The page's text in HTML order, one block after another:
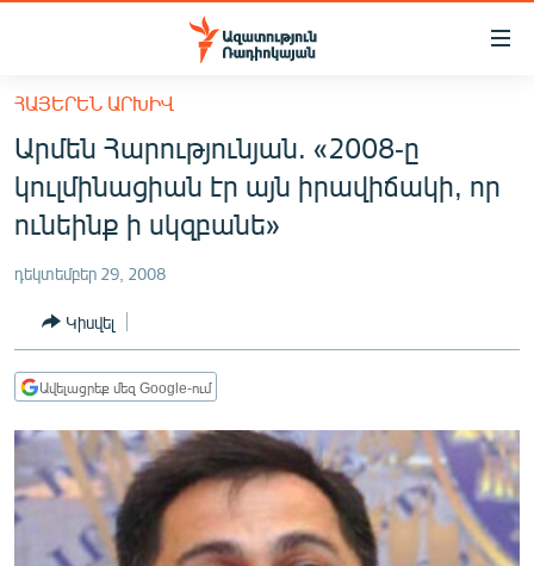
Մատչելիության
հիմնական
բովանդակությանը
Անցնել
հիմնական
մենյուին
ՀԱՅԱՍՏԱՆ
ՔԱՂԱՔԱԿԱՆ
ՀԱՍԱՐԱԿՈՒԹՅՈՒՆ
ՏՆՏԵՍՈՒԹՅՈՒՆ
ՂԱՐԱԲԱՂ
ՊԱՏԵՐԱԶՄԻ 6 ՇԱԲԱԹՆԵՐԸ
ՏԱՐԱԾԱՇՐՋԱՆ
ՄԻՋԱԶԳԱՅԻՆ
ՀԱՅԵՐԵՆ ԱՐԽԻՎ
Արմեն Հարությունյան. «2008-ը
կուլմինացիան էր այն իրավիճակի, որ
ունեինք ի սկզբանե»
դեկտեմբեր 29, 2008
Կիսվել
Ավելացրեք մեզ Google-ում